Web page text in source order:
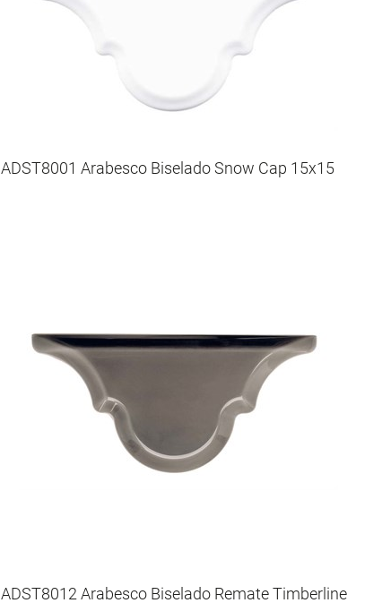
ADST8001 Arabesco Biselado Snow Cap 15x15
ADST8012 Arabesco Biselado Remate Timberline